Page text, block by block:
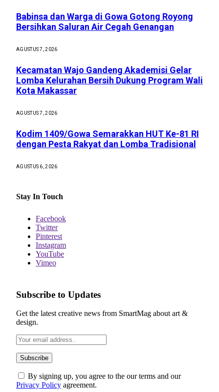
Babinsa dan Warga di Gowa Gotong Royong
Bersihkan Saluran Air Cegah Genangan
AGUSTUS 7, 2026
Kecamatan Wajo Gandeng Akademisi Gelar
Lomba Kelurahan Bersih Dukung Program Wali
Kota Makassar
AGUSTUS 7, 2026
Kodim 1409/Gowa Semarakkan HUT Ke-81 RI
dengan Pesta Rakyat dan Lomba Tradisional
AGUSTUS 6, 2026
Stay In Touch
Facebook
Twitter
Pinterest
Instagram
YouTube
Vimeo
Subscribe to Updates
Get the latest creative news from SmartMag about art &
design.
By signing up, you agree to the our terms and our
Privacy Policy agreement.